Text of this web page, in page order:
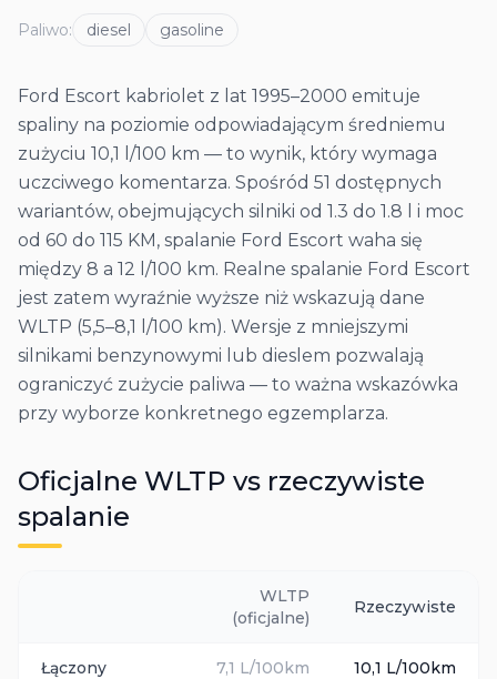
Paliwo: diesel gasoline
Ford Escort kabriolet z lat 1995–2000 emituje
spaliny na poziomie odpowiadającym średniemu
zużyciu 10,1 l/100 km — to wynik, który wymaga
uczciwego komentarza. Spośród 51 dostępnych
wariantów, obejmujących silniki od 1.3 do 1.8 l i moc
od 60 do 115 KM, spalanie Ford Escort waha się
między 8 a 12 l/100 km. Realne spalanie Ford Escort
jest zatem wyraźnie wyższe niż wskazują dane
WLTP (5,5–8,1 l/100 km). Wersje z mniejszymi
silnikami benzynowymi lub dieslem pozwalają
ograniczyć zużycie paliwa — to ważna wskazówka
przy wyborze konkretnego egzemplarza.
Oficjalne WLTP vs rzeczywiste
spalanie
WLTP
(oficjalne)
Rzeczywiste
Łączony 7,1 L/100km 10,1 L/100km